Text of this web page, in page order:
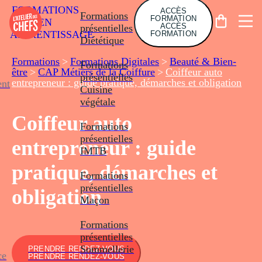
FORMATIONS
EN
APPRENTISSAGE
Formations
présentielles
Diététique
Formations
présentielles
Cuisine
végétale
Formations
présentielles
IMTB
Formations
présentielles
Maçon
Formations
présentielles
Sommellerie
ACCÈS
FORMATION
ACCÈS
FORMATION
Formations > Formations Digitales > Beauté & Bien-
être > CAP Métiers de la Coiffure > Coiffeur auto
entrepreneur : guide pratique, démarches et obligation
Coiffeur auto
entrepreneur : guide
pratique, démarches et
obligation
PRENDRE RENDEZ-VOUS
PRENDRE RENDEZ-VOUS